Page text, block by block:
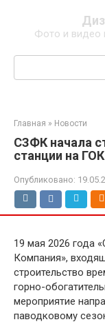
контентуФото и видео
Поиск:
Главная » Новости
СЗФК начала
станции на
Опубликовано:
19 мая 2026 года
Компания»,
строительство
горно-
мероприятие
паводковому